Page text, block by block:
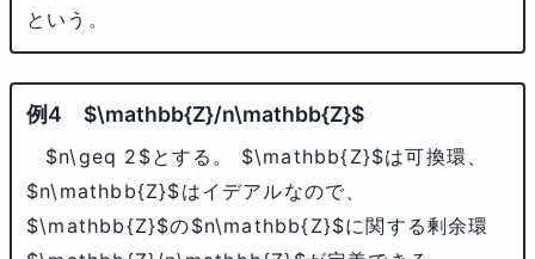
という。
$\mathbb{Z}/n\mathbb{Z}$
$n\geq 2$とする。 $\mathbb{Z}$は可換環、
$n\mathbb{Z}$はイデアルなので、
$\mathbb{Z}$の$n\mathbb{Z}$に関する剰余環